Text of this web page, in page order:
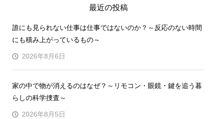
最近の投稿
誰にも見られない仕事は仕事ではないのか？～反応のない時間
にも積み上がっているもの～
2026年8月6日
家の中で物が消えるのはなぜ？～リモコン・眼鏡・鍵を追う暮
らしの科学捜査～
2026年8月5日